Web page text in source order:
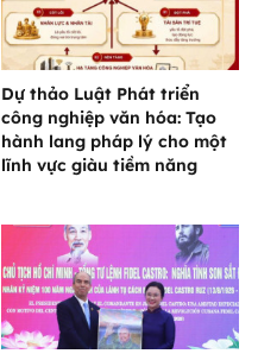
Dự thảo Luật Phát triển
công nghiệp văn hóa: Tạo
hành lang pháp lý cho một
lĩnh vực giàu tiềm năng